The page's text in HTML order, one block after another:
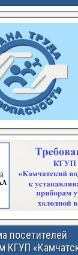
посетителей
КГУП